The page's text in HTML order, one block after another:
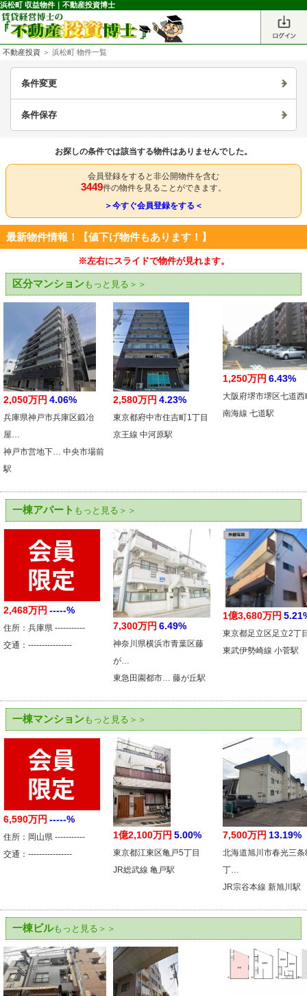
浜松町 収益物件｜不動産投資博士
不動産投資 ＞ 浜松町 物件一覧
条件変更
条件保存
お探しの条件では該当する物件はありませんでした。
会員登録をすると非公開物件を含む
3449件の物件を見ることができます。
＞今すぐ会員登録をする＜
最新物件情報！【値下げ物件もあります！】
※左右にスライドで物件が見れます。
区分マンションもっと見る＞＞
2,050万円 4.06%
兵庫県神戸市兵庫区鍛冶
屋…
神戸市営地下… 中央市場前
駅
2,580万円 4.23%
東京都府中市住吉町1丁目
京王線 中河原駅
1,250万円 6.43%
大阪府堺市堺区七道西
南海線 七道駅
一棟アパート もっと見る＞＞
2,468万円 -----%
住所：兵庫県 -----------
交通：----------------
7,300万円 6.49%
神奈川県横浜市青葉区藤
が…
東急田園都市… 藤が丘駅
1億3,680万円
東京都足立区足立2丁
東武伊勢崎線 小菅駅
一棟マンションもっと見る＞＞
6,590万円 -----%
住所：岡山県 -----------
交通：----------------
1億2,100万円 5.00%
東京都江東区亀戸5丁目
JR総武線 亀戸駅
7,500万円 13.19%
北海道旭川市春光三条
丁…
JR宗谷本線 新旭川駅
一棟ビルもっと見る＞＞